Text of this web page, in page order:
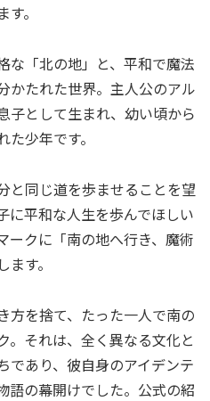
。
な「北の地」と、平和で魔法
かたれた世界。主人公のアル
子として生まれ、幼い頃から
少年です。
と同じ道を歩ませることを望
に平和な人生を歩んでほしい
クに「南の地へ行き、魔術
す。
方を捨て、たった一人で南の
。それは、全く異なる文化と
であり、彼自身のアイデンテ
語の幕開けでした。公式の紹